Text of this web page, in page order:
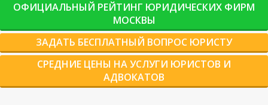
ОФИЦИАЛЬНЫЙ РЕЙТИНГ ЮРИДИЧЕСКИХ ФИРМ
МОСКВЫ
ЗАДАТЬ БЕСПЛАТНЫЙ ВОПРОС ЮРИСТУ
СРЕДНИЕ ЦЕНЫ НА УСЛУГИ ЮРИСТОВ И
АДВОКАТОВ